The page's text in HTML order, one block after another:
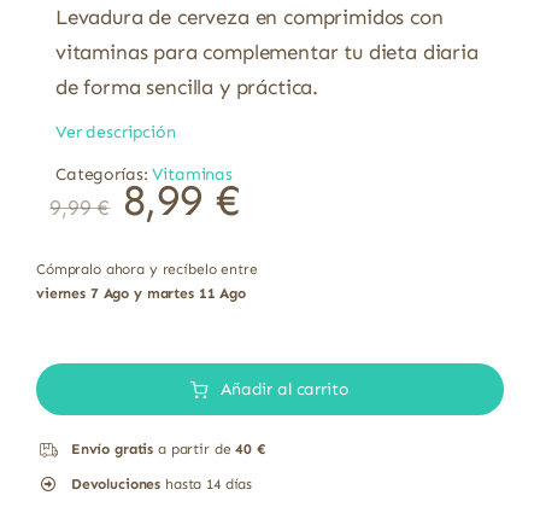
Levadura de cerveza en comprimidos con
vitaminas para complementar tu dieta diaria
de forma sencilla y práctica.
Ver descripción
Categorías:Vitaminas
9,99€ 8,99 €
Cómpralo ahora y recíbelo entre
viernes 7 Ago y martes 11 Ago
de
Añadir al carrito
Envío gratis a partir de40 €
Devoluciones hasta 14 días